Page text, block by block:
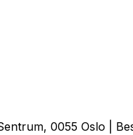
0055 Oslo |